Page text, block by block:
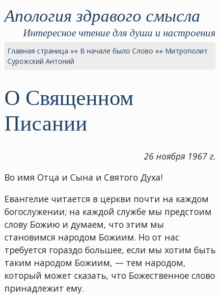
Апология здравого смысла
Интересное чтение для души и настроения
Главная страница »» В начале было Слово »» Митрополит
Сурожский Антоний
О Священном
Писании
26 ноября 1967 г.
Во имя Отца и Сына и Святого Духа!
Евангелие читается в церкви почти на каждом
богослужении; на каждой службе мы предстоим
слову Божию и думаем, что этим мы
становимся народом Божиим. Но от нас
требуется гораздо большее, если мы хотим быть
таким народом Божиим, — тем народом,
который может сказать, что Божественное слово
принадлежит ему.